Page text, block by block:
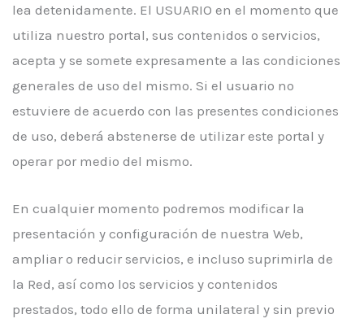
lea detenidamente. El USUARIO en el momento que
utiliza nuestro portal, sus contenidos o servicios,
acepta y se somete expresamente a las condiciones
generales de uso del mismo. Si el usuario no
estuviere de acuerdo con las presentes condiciones
de uso, deberá abstenerse de utilizar este portal y
operar por medio del mismo.
En cualquier momento podremos modificar la
presentación y configuración de nuestra Web,
ampliar o reducir servicios, e incluso suprimirla de
la Red, así como los servicios y contenidos
prestados, todo ello de forma unilateral y sin previo